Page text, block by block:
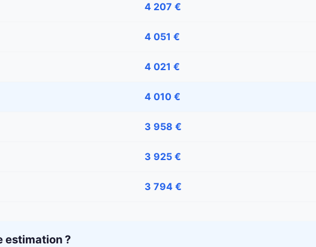
4 207 €
4 051 €
4 021 €
4 010 €
3 958 €
3 925 €
3 794 €
estimation ?